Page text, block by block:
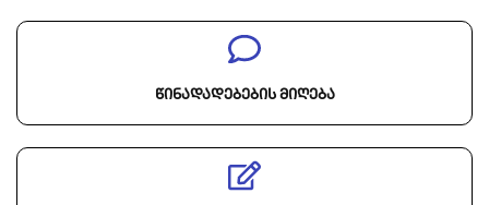
წინადადებების მიღება